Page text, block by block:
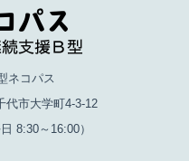
ネコパス
市大学町4-3-12
8:30～16:00）